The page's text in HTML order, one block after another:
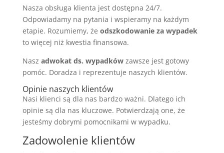
Nasza obsługa klienta jest dostępna 24/7.
Odpowiadamy na pytania i wspieramy na każdym
etapie. Rozumiemy, że odszkodowanie za wypadek
to więcej niż kwestia finansowa.
Nasz adwokat ds. wypadkówzawsze jest gotowy
pomóc. Doradza i reprezentuje naszych klientów.
Opinie naszych klientów
Nasi klienci są dla nas bardzo ważni. Dlatego ich
opinie są dla nas kluczowe. Potwierdzają one, że
jesteśmy dobrymi pomocnikami w wypadku.
Zadowolenie klientów